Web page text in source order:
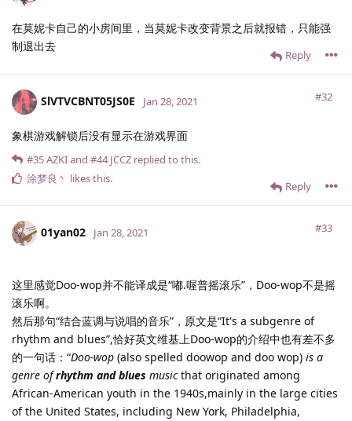
在莫妮卡自己的小房间里，当莫妮卡改变背景之后就报错，只能强
制退出去
Reply
SlVTVCBNT05JS0E #32
Jan 28, 2021
象棋游戏解锁后没有显示在游戏界面
Reply
#35AZKIand #44 JCCZ replied to this.
涂梦良丶 likes this.
01yan02 #33
Jan 28, 2021
这里感觉Doo-wop并不能译成是“嘟.喔普摇滚乐”，Doo-wop不是摇
滚乐啊。
然后那句“结合蓝调与说唱的音乐”，原文是“It's a subgenre of
rhythm and blues”,恰好英文维基上Doo-wop的介绍中也有差不多
的一句话：“Doo-wop (also spelled doowop and doo wop) is a
genre ofrhythm and blues musicthat originated among
African-American youth in the 1940s,mainly in the large cities
of the United States, including New York, Philadelphia,